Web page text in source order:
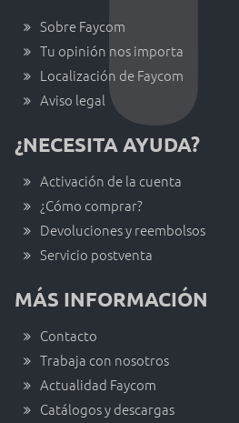
Sobre Faycom
Tu opinión nos importa
Localización de Faycom
Aviso legal
¿NECESITA AYUDA?
Activación de la cuenta
¿Cómo comprar?
Devoluciones y reembolsos
Servicio postventa
MÁS INFORMACIÓN
Contacto
Trabaja con nosotros
Actualidad Faycom
Catálogos y descargas